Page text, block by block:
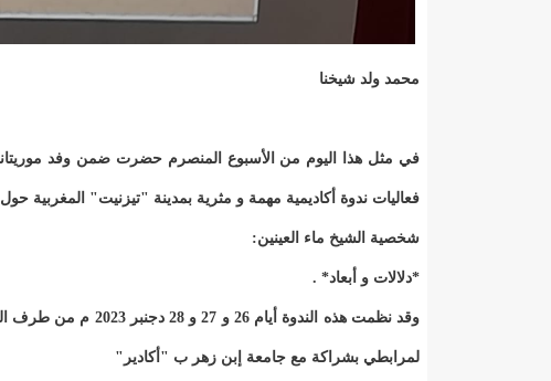
محمد ولد شيخنا
في مثل هذا اليوم من الأسبوع المنصرم حضرت ضمن وفد
فعاليات ندوة أكاديمية مهمة و مثرية بمدينة "تيزنيت" المغربية
شخصية الشيخ ماء العينين:
*دلالات و أبعاد* .
وقد نظمت هذه الندوة
لمرابطي بشراكة مع جامعة إبن زهر ب "أكادير"